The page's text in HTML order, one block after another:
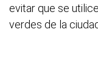
evitar que se
verdes de la